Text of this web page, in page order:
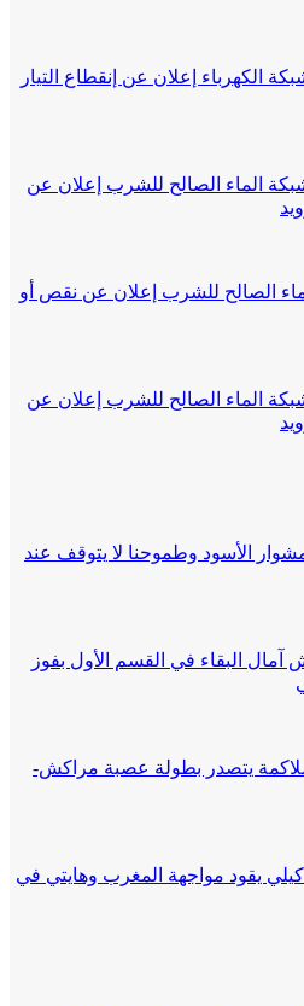
الكهرباء إعلان عن إنقطاع التيار
الماء الصالح للشرب إعلان عن
الصالح للشرب إعلان عن نقص أو
الماء الصالح للشرب إعلان عن
الأسود وطموحنا لا يتوقف عند
البقاء في القسم الأول بفوز
يتصدر بطولة عصبة مراكش-
يقود مواجهة المغرب وهايتي في